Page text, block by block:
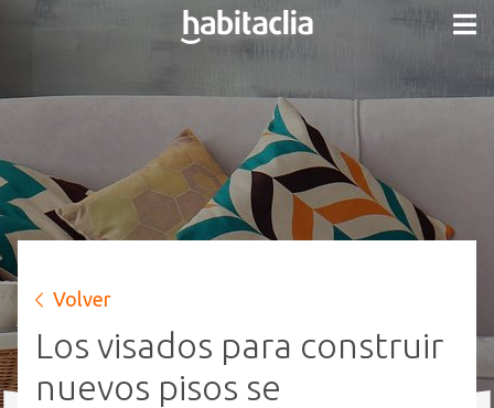
Volver
Los visados para construir
nuevos pisos se